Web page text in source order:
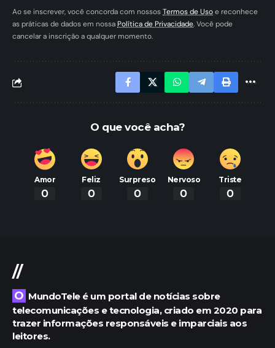
Ao se inscrever, você concorda com nossosTermos de Usoe reconhece
as práticas de dados em nossaPolítica de Privacidade. Você pode
cancelar a inscrição a qualquer momento.
O que você acha?
Amor
0
Feliz
0
Surpreso
0
Nervoso
0
Triste
0
//
O MundoTele é um portal de notícias sobre
telecomunicações e tecnologia, criado em 2020 para
trazer informações responsáveis e imparciais aos
leitores.